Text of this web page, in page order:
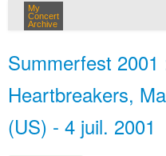
My
Concert
Archive
Summerfest
Heartbreakers,
(US) - 4 juil. 2001